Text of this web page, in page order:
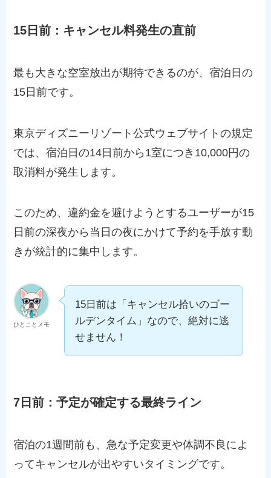
15日前：キャンセル料発生の直前
最も大きな空室放出が期待できるのが、宿泊日の
15日前です。
東京ディズニーリゾート公式ウェブサイトの規定
では、宿泊日の14日前から1室につき10,000円の
取消料が発生します。
このため、違約金を避けようとするユーザーが15
日前の深夜から当日の夜にかけて予約を手放す動
きが統計的に集中します。
ひとことメモ
15日前は「キャンセル拾いのゴー
ルデンタイム」なので、絶対に逃
せません！
7日前：予定が確定する最終ライン
宿泊の1週間前も、急な予定変更や体調不良によ
ってキャンセルが出やすいタイミングです。